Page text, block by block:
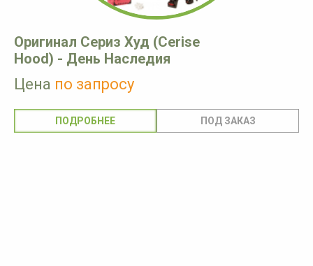
Оригинал Сериз Худ (Cerise
Hood) - День Наследия
Цена по запросу
ПОДРОБНЕЕ